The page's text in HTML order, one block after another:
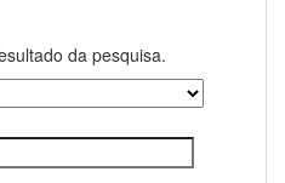
da pesquisa.